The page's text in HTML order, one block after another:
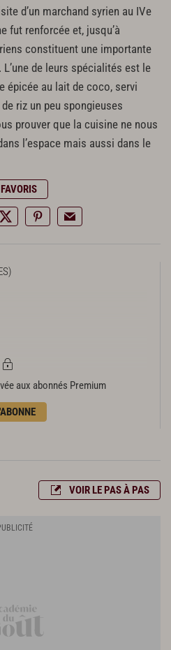
d’un marchand syrien au IVe
fut renforcée et, jusqu’à
constituent une importante
de leurs spécialités est le
épicée au lait de coco, servi
riz un peu spongieuses
prouver que la cuisine ne nous
l’espace mais aussi dans le
aux abonnés Premium
VOIR LE PAS À PAS